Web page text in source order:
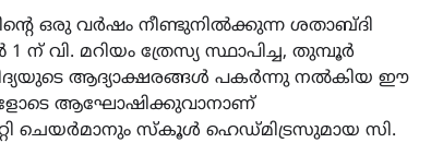
ഒരു വർഷം നീണ്ടുനിൽക്കുന്ന ശതാബ്ദി
മറിയം ത്രേസ്യ സ്ഥാപിച്ച, തുമ്പൂർ
ആദ്യാക്ഷരങ്ങൾ പകർന്നു നൽകിയ ഈ
ആഘോഷിക്കുവാനാണ്
ചെയർമാനും സ്കൂൾ ഹെഡ്‌മിട്രസുമായ സി.